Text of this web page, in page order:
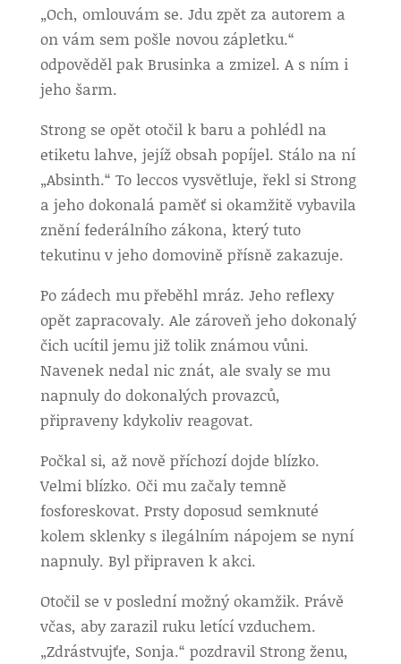
„Och, omlouvám se. Jdu zpět za autorem a
on vám sem pošle novou zápletku.“
odpověděl pak Brusinka a zmizel. A s ním i
jeho šarm.
Strong se opět otočil k baru a pohlédl na
etiketu lahve, jejíž obsah popíjel. Stálo na ní
„Absinth.“ To leccos vysvětluje, řekl si Strong
a jeho dokonalá paměť si okamžitě vybavila
znění federálního zákona, který tuto
tekutinu v jeho domovině přísně zakazuje.
Po zádech mu přeběhl mráz. Jeho reflexy
opět zapracovaly. Ale zároveň jeho dokonalý
čich ucítil jemu již tolik známou vůni.
Navenek nedal nic znát, ale svaly se mu
napnuly do dokonalých provazců,
připraveny kdykoliv reagovat.
Počkal si, až nově příchozí dojde blízko.
Velmi blízko. Oči mu začaly temně
fosforeskovat. Prsty doposud semknuté
kolem sklenky s ilegálním nápojem se nyní
napnuly. Byl připraven k akci.
Otočil se v poslední možný okamžik. Právě
včas, aby zarazil ruku letící vzduchem.
„Zdrástvujťe, Sonja.“ pozdravil Strong ženu,